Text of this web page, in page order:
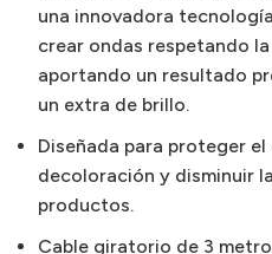
una innovadora
crear ondas respetando
aportando un resultado
un extra de brillo.
Diseñada para proteger
decoloración y disminuir
productos.
Cable giratorio de 3